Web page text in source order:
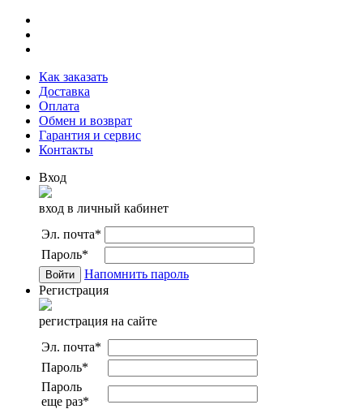
Как заказать
Доставка
Оплата
Обмен и возврат
Гарантия и сервис
Контакты
Вход
вход в личный кабинет
Эл. почта*
Пароль*
Напомнить пароль
Регистрация
регистрация на сайте
Эл. почта*
Пароль*
Пароль
еще раз*